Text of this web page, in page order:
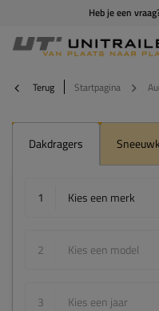
Heb je een
Terug Startpagina
Dakdragers
1 Kies een merk
2 Kies een model
3 Kies een jaar